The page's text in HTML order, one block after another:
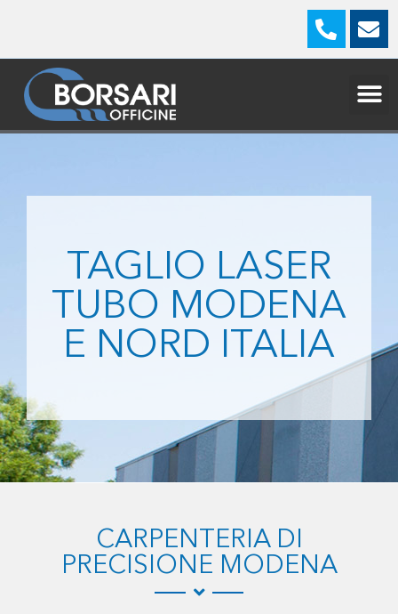
TAGLIO LASER
TUBO MODENA
E NORD ITALIA
CARPENTERIA DI
PRECISIONE MODENA